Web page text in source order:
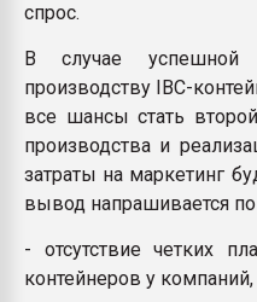
спрос.
В случае успешной
производству IBC-
все шансы стать
производства и
затраты на маркетинг
вывод напрашивается
- отсутствие четких
контейнеров у